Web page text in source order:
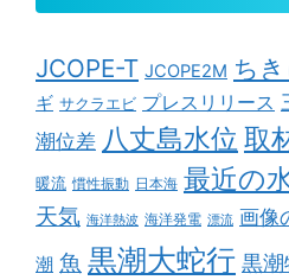
JCOPE-T JCOPE2M ち
ギ サクラエビ プレスリリース
潮位差 八丈島水位 取
暖流 慣性振動 日本海 最近の
天気 海洋熱波 海洋発電 漂流 画像
潮 魚 黒潮大蛇行 黒潮